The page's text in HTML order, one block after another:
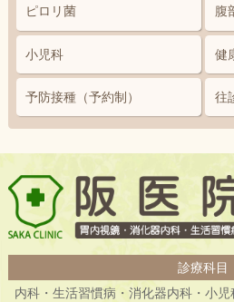
ピロリ菌 腹
小児科 健
予防接種 （予約制） 往
診療科目
内科・生活習慣病・消化器内科・小